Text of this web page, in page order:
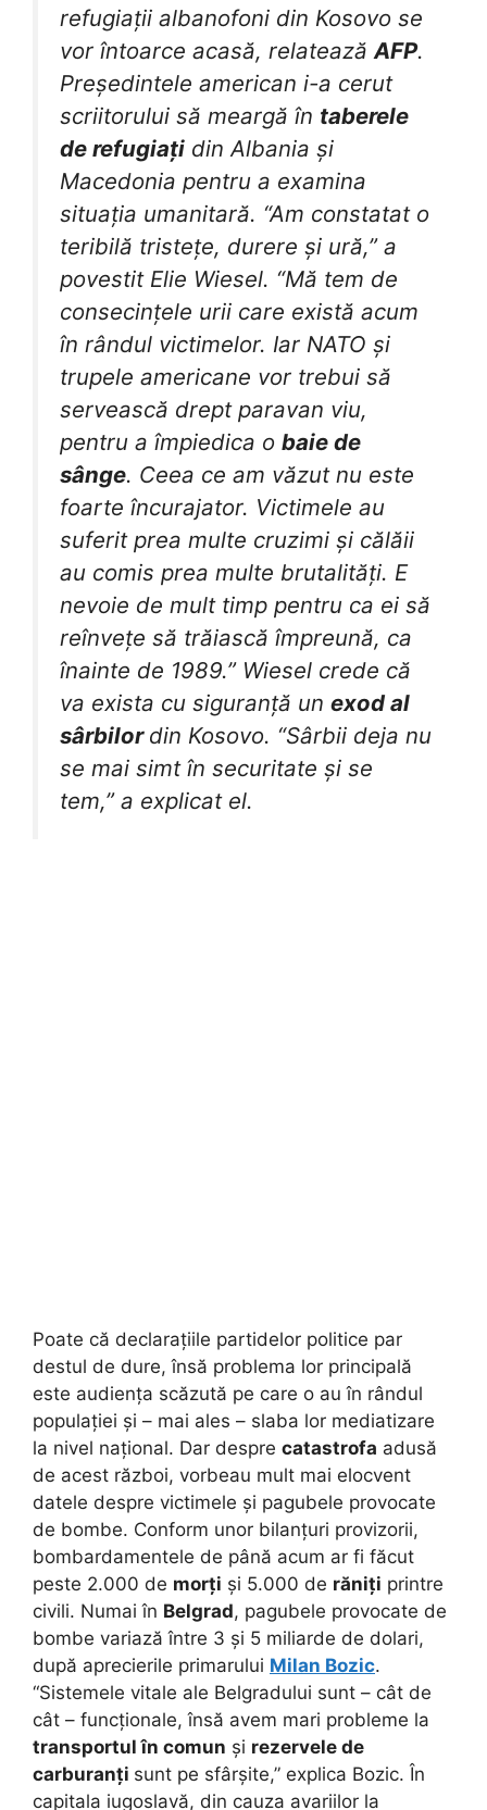
refugiații albanofoni din Kosovo se
vor întoarce acasă, relatează AFP.
Președintele american i-a cerut
scriitorului să meargă în taberele
de refugiați din Albania și
Macedonia pentru a examina
situația umanitară. “Am constatat o
teribilă tristețe, durere și ură,” a
povestit Elie Wiesel. “Mă tem de
consecințele urii care există acum
în rândul victimelor. Iar NATO și
trupele americane vor trebui să
servească drept paravan viu,
pentru a împiedica o baie de
sânge. Ceea ce am văzut nu este
foarte încurajator. Victimele au
suferit prea multe cruzimi și călăii
au comis prea multe brutalități. E
nevoie de mult timp pentru ca ei să
reînvețe să trăiască împreună, ca
înainte de 1989.” Wiesel crede că
va exista cu siguranță un exod al
sârbilor din Kosovo. “Sârbii deja nu
se mai simt în securitate și se
tem,” a explicat el.
Poate că declarațiile partidelor politice par
destul de dure, însă problema lor principală
este audiența scăzută pe care o au în rândul
populației și – mai ales – slaba lor mediatizare
la nivel național. Dar despre catastrofa adusă
de acest război, vorbeau mult mai elocvent
datele despre victimele și pagubele provocate
de bombe. Conform unor bilanțuri provizorii,
bombardamentele de până acum ar fi făcut
peste 2.000 de morți și 5.000 de răniți printre
civili. Numai în Belgrad, pagubele provocate de
bombe variază între 3 și 5 miliarde de dolari,
după aprecierile primarului Milan Bozic.
“Sistemele vitale ale Belgradului sunt – cât de
cât – funcționale, însă avem mari probleme la
transportul în comun și rezervele de
carburanți sunt pe sfârșite,” explica Bozic. În
capitala iugoslavă, din cauza avariilor la